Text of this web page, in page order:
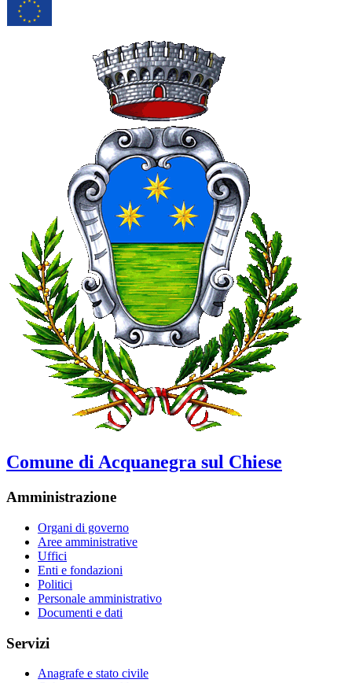
Comune di Acquanegra sul Chiese
Amministrazione
Organi di governo
Aree amministrative
Uffici
Enti e fondazioni
Politici
Personale amministrativo
Documenti e dati
Servizi
Anagrafe e stato civile